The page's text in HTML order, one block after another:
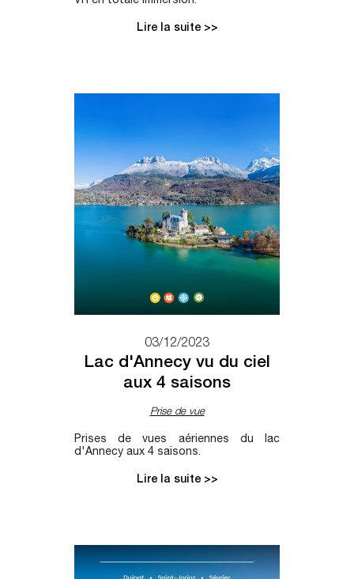
Lire la suite >>
03/12/2023
Lac d'Annecy vu du ciel
aux 4 saisons
Prise de vue
Prises de vues aériennes du lac
d'Annecy aux 4 saisons.
Lire la suite >>